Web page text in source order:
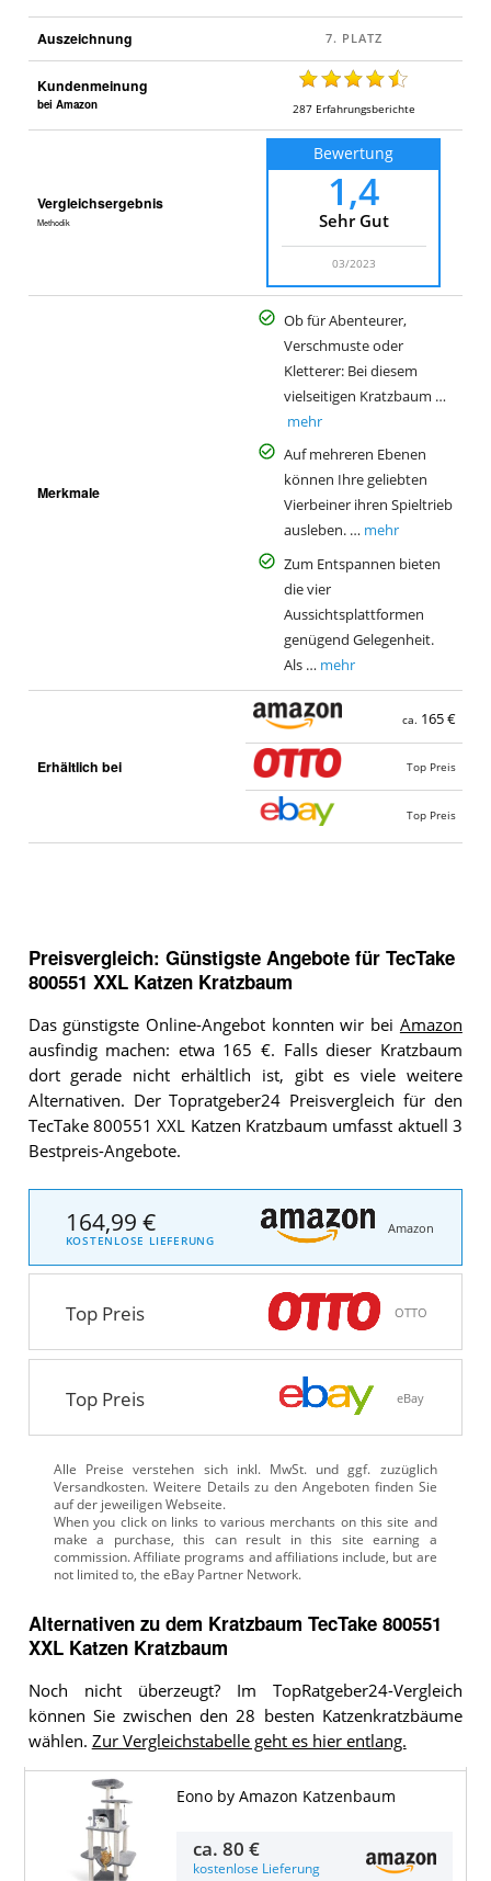
Auszeichnung
Kundenmeinung
bei Amazon 287 Erfahrungsberichte
Vergleichsergebnis
Methodik
Bewertung
1,4
Sehr Gut
03/2023
Merkmale
Ob für Abenteurer,
Verschmuste oder
Kletterer: Bei diesem
vielseitigen Kratzbaum …
mehr
Auf mehreren Ebenen
können Ihre geliebten
Vierbeiner ihren Spieltrieb
ausleben. … mehr
Zum Entspannen bieten
die vier
Aussichtsplattformen
genügend Gelegenheit.
Als … mehr
Erhältlich bei
ca. 165 €
Top Preis
Top Preis
Preisvergleich: Günstigste Angebote für TecTake
800551 XXL Katzen Kratzbaum
Das günstigste Online-Angebot konnten wir bei Amazon
ausfindig machen: etwa 165 €. Falls dieser Kratzbaum
dort gerade nicht erhältlich ist, gibt es viele weitere
Alternativen. Der Topratgeber24 Preisvergleich für den
TecTake 800551 XXL Katzen Kratzbaum umfasst aktuell 3
Bestpreis-Angebote.
164,99 €
KOSTENLOSE LIEFERUNG
Amazon
Top Preis OTTO
Top Preis eBay
Alle Preise verstehen sich inkl. MwSt. und ggf. zuzüglich
Versandkosten. Weitere Details zu den Angeboten finden Sie
auf der jeweiligen Webseite.
Alternativen zu dem Kratzbaum TecTake 800551
XXL Katzen Kratzbaum
Noch nicht überzeugt? Im TopRatgeber24-Vergleich
können Sie zwischen den 28 besten Katzenkratzbäume
wählen. Zur Vergleichstabelle geht es hier entlang.
Eono by Amazon Katzenbaum
ca.80 €
kostenlose Lieferung